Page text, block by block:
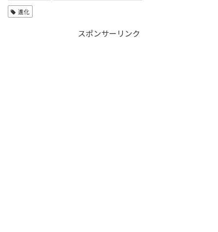
進化
スポンサーリンク